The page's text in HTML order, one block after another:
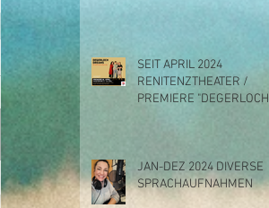
SEIT APRIL 2024
RENITENZTHEATER /
PREMIERE "DEGERLOCH
JAN-DEZ 2024 DIVERSE
SPRACHAUFNAHMEN